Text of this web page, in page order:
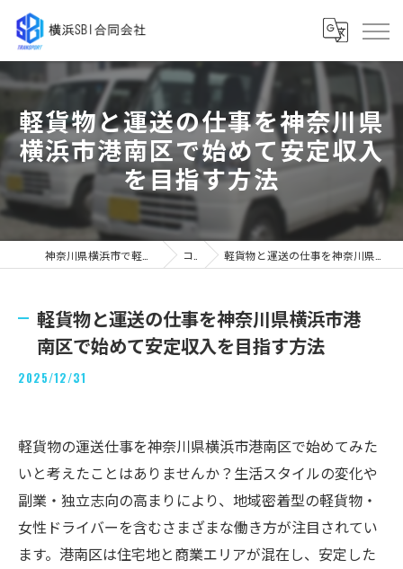
軽貨物と運送の仕事を神奈川県
横浜市港南区で始めて安定収入
を目指す方法
コラム 軽貨物と運送の仕事を神奈川県横浜市港南区で始めて安定収入を目指す方法
軽貨物と運送の仕事を神奈川県横浜市港
南区で始めて安定収入を目指す方法
2025/12/31
軽貨物の運送仕事を神奈川県横浜市港南区で始めてみた
いと考えたことはありませんか？生活スタイルの変化や
副業・独立志向の高まりにより、地域密着型の軽貨物・
女性ドライバーを含むさまざまな働き方が注目されてい
ます。港南区は住宅地と商業エリアが混在し、安定した